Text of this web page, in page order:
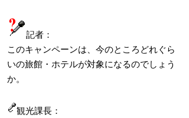
記者：
このキャンペーンは、今のところどれぐら
いの旅館・ホテルが対象になるのでしょう
か。
観光課長：